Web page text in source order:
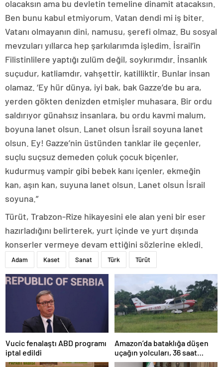
olacaksın ama bu devletin temeline dinamit atacaksın.
Ben bunu kabul etmiyorum. Vatan dendi mi iş biter.
Vatanı olmayanın dini, namusu, şerefi olmaz. Bu sosyal
mevzuları yıllarca hep şarkılarımda işledim. İsrail’in
Filistinlilere yaptığı zulüm değil, soykırımdır. İnsanlık
suçudur, katliamdır, vahşettir, katilliktir. Bunlar insan
olamaz. ‘Ey hür dünya, iyi bak, bak Gazze’de bu ara,
yerden gökten denizden etmişler muhasara. Bir ordu
saldırıyor günahsız insanlara, bu ordu kavmi malum,
boyuna lanet olsun. Lanet olsun İsrail soyuna lanet
olsun. Ey! Gazze’nin üstünden tanklar ile geçenler,
suçlu suçsuz demeden çoluk çocuk biçenler,
kudurmuş vampir gibi bebek kanı içenler, ekmeğin
kan, aşın kan, suyuna lanet olsun. Lanet olsun İsrail
soyuna.”
Türüt, Trabzon-Rize hikayesini ele alan yeni bir eser
hazırladığını belirterek, yurt içinde ve yurt dışında
konserler vermeye devam ettiğini sözlerine ekledi.
Adam Kaset Sanat Türk Türüt
Vucic fenalaştı ABD programı
iptal edildi
Amazon’da bataklığa düşen
uçağın yolcuları, 36 saat
kurtarılmayı bekledi